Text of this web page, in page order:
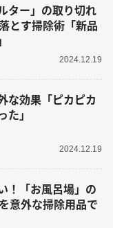
ター」の取り切れ
とす掃除術「新品
2024.12.19
な効果「ピカピカ
」
2024.12.19
！「お風呂場」の
意外な掃除用品で